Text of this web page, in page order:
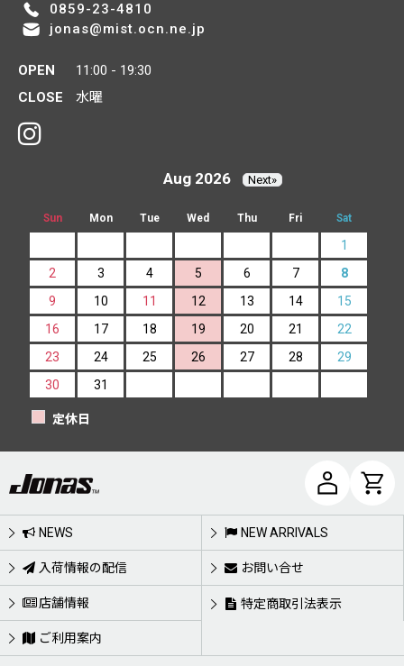
0859-23-4810
jonas@mist.ocn.ne.jp
OPEN
11:00 - 19:30
CLOSE
水曜
Aug 2026 Next»
Sun Mon Tue Wed Thu Fri Sat
1
2
3 4 5 6 7
8
9
10 11 12 13 14
15
16
17 18 19 20 21
22
23
24 25 26 27 28
29
30
31
定休日
NEWS NEW ARRIVALS
入荷情報の配信 お問い合せ
店舗情報 特定商取引法表示
ご利用案内